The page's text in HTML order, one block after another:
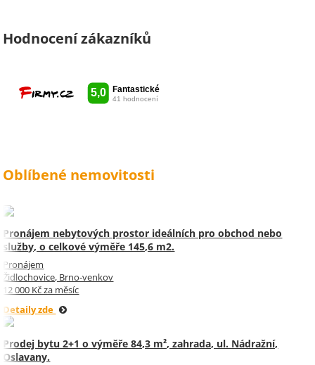
Hodnocení zákazníků
Oblíbené nemovitosti
Pronájem nebytových prostor ideálních pro obchod nebo
služby, o celkové výměře 145,6 m2.
Pronájem
Židlochovice, Brno-venkov
12 000 Kč za měsíc
Detaily zde
Prodej bytu 2+1 o výměře 84,3 m², zahrada, ul. Nádražní,
Oslavany.